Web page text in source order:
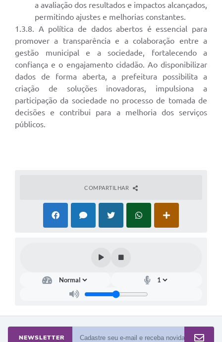
Contatoa avaliação dos resultados e impactos alcançados,
permitindo ajustes e melhorias constantes.
1.3.8. A política de dados abertos é essencial para
promover a transparência e a colaboração entre a
gestão municipal e a sociedade, fortalecendo a
confiança e o engajamento cidadão. Ao disponibilizar
dados de forma aberta, a prefeitura possibilita a
criação de soluções inovadoras, impulsiona a
participação da sociedade no processo de tomada de
decisões e contribui para a melhoria dos serviços
públicos.
COMPARTILHAR
NEWSLETTER